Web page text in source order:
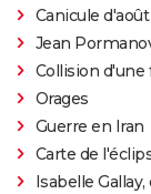
Canicule d'août
Jean
Collision d'une
Orages
Guerre en Iran
Carte de
Isabelle